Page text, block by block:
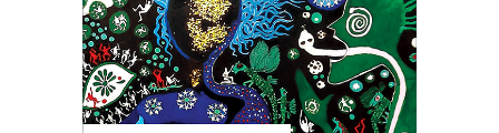
JESTEM EGZALTOWANĄ
LENTILKĄ
Opowiadania surrealistyczne, science